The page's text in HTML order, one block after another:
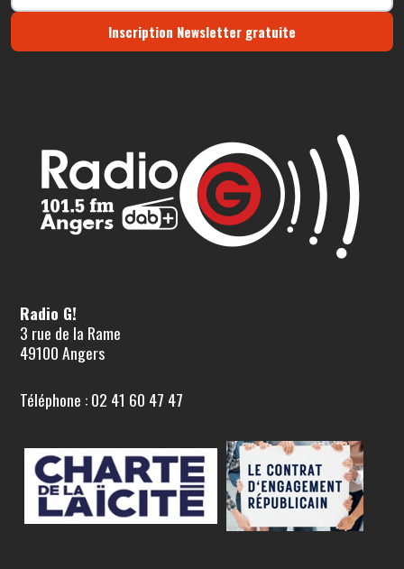
Inscription Newsletter gratuite
Radio G!
3 rue de la Rame
49100 Angers
Téléphone : 02 41 60 47 47